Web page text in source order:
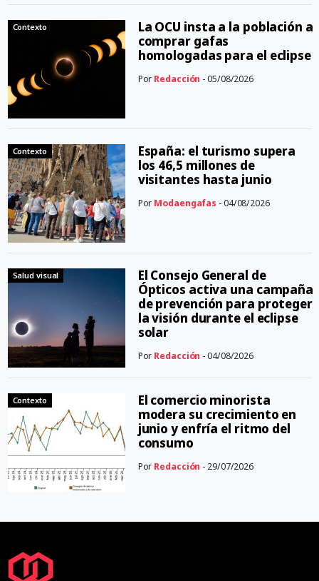
Contexto
La OCU insta a la población a
comprar gafas
homologadas para el eclipse
Por Redacción - 05/08/2026
Contexto
España: el turismo supera
los 46,5 millones de
visitantes hasta junio
Por Modaengafas - 04/08/2026
Salud visual
El Consejo General de
Ópticos activa una campaña
de prevención para proteger
la visión durante el eclipse
solar
Por Redacción - 04/08/2026
Contexto
El comercio minorista
modera su crecimiento en
junio y enfría el ritmo del
consumo
Por Redacción - 29/07/2026